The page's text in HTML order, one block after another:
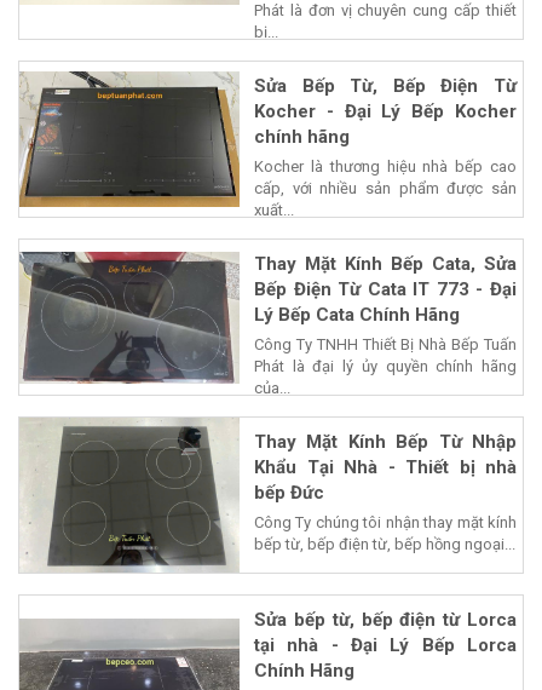
Phát là đơn vị chuyên cung cấp thiết
bị...
Sửa Bếp Từ, Bếp Điện Từ
Kocher - Đại Lý Bếp Kocher
chính hãng
Kocher là thương hiệu nhà bếp cao
cấp, với nhiều sản phẩm được sản
xuất...
Thay Mặt Kính Bếp Cata, Sửa
Bếp Điện Từ Cata IT 773 - Đại
Lý Bếp Cata Chính Hãng
Công Ty TNHH Thiết Bị Nhà Bếp Tuấn
Phát là đại lý ủy quyền chính hãng
của...
Thay Mặt Kính Bếp Từ Nhập
Khẩu Tại Nhà - Thiết bị nhà
bếp Đức
Công Ty chúng tôi nhận thay mặt kính
bếp từ, bếp điện từ, bếp hồng ngoại...
Sửa bếp từ, bếp điện từ Lorca
tại nhà - Đại Lý Bếp Lorca
Chính Hãng